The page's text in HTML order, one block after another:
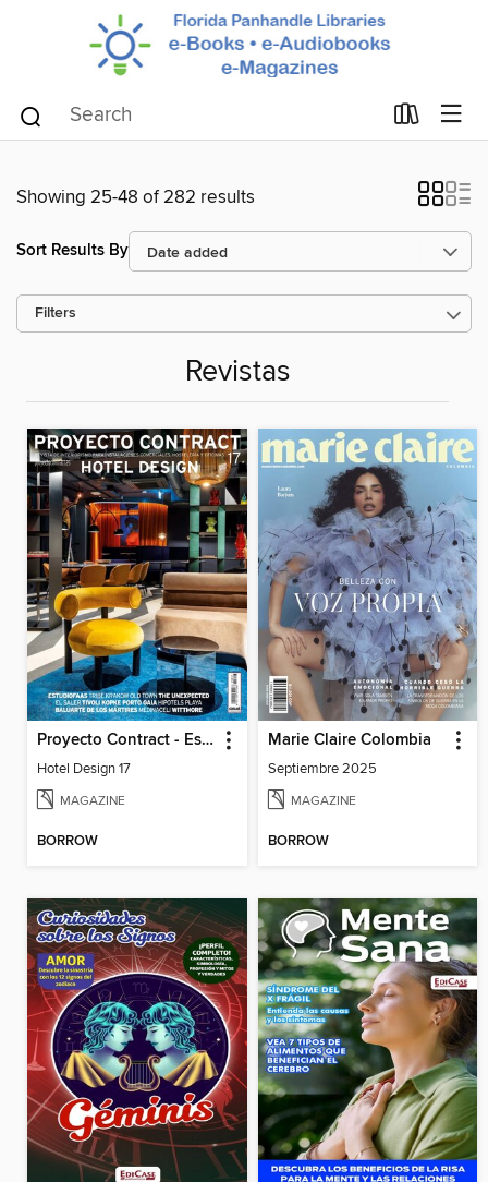
Showing 25-48 of 282 results
Sort Results By
Filters
Revistas
Proyecto Contract - Especiales
Hotel Design 17
MAGAZINE
BORROW
Marie Claire Colombia
Septiembre 2025
MAGAZINE
BORROW